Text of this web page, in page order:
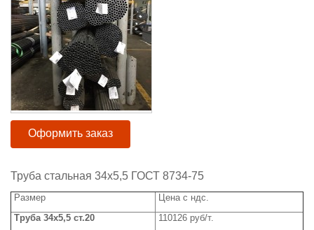
Оформить заказ
Труба стальная 34х5,5 ГОСТ 8734-75
Размер
Цена с ндс.
Труба 34х5,5 ст.20
110126 руб/т.